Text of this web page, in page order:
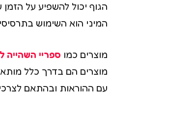
הגוף יכול להשפיע על
המיני הוא השימוש
מוצרים כמו ספריי השהייה
מוצרים הם בדרך כלל
עם ההוראות ובהתאם